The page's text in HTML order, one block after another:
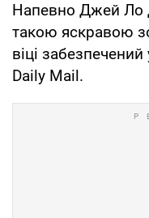
Напевно Джей Ло
такою яскравою
віці забезпечений
Daily Mail.